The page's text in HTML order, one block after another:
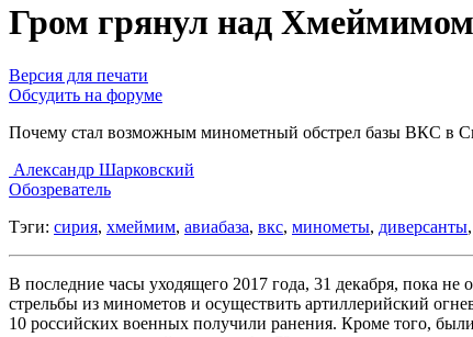
Гром грянул над
Версия для печати
Обсудить на форуме
Почему стал возможным минометный обстрел базы ВКС в
Александр Шарковский
Обозреватель
Тэги: сирия, хмеймим, авиабаза, вкс, минометы, диверсанты,
В последние часы уходящего 2017 года, 31 декабря, пока
стрельбы из минометов и осуществить артиллерийский
10 российских военных получили ранения. Кроме того,